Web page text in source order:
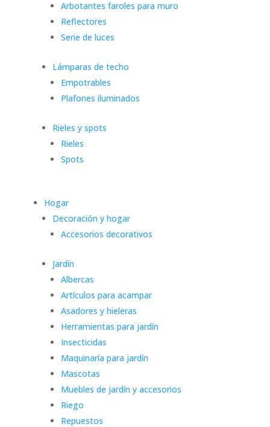
Arbotantes faroles para muro
Reflectores
Serie de luces
Lámparas de techo
Empotrables
Plafones iluminados
Rieles y spots
Rieles
Spots
Hogar
Decoración y hogar
Accesorios decorativos
Jardín
Albercas
Artículos para acampar
Asadores y hieleras
Herramientas para jardín
Insecticidas
Maquinaría para jardín
Mascotas
Muebles de jardín y accesorios
Riego
Repuestos